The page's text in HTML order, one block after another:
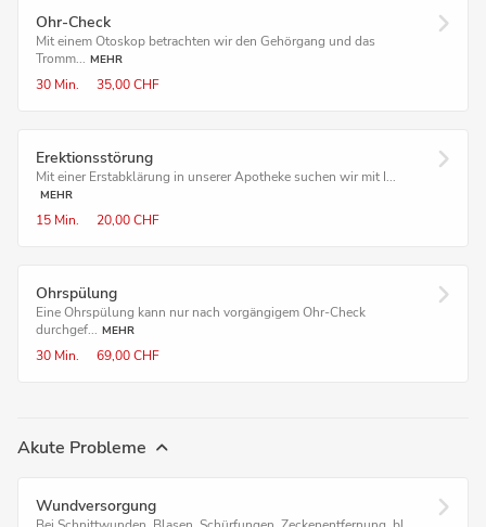
Ohr-Check
Mit einem Otoskop betrachten wir den Gehörgang und das
Tromm... MEHR
30 Min. 35,00 CHF
Erektionsstörung
Mit einer Erstabklärung in unserer Apotheke suchen wir mit I...
MEHR
15 Min. 20,00 CHF
Ohrspülung
Eine Ohrspülung kann nur nach vorgängigem Ohr-Check
durchgef... MEHR
30 Min. 69,00 CHF
Akute Probleme
Wundversorgung